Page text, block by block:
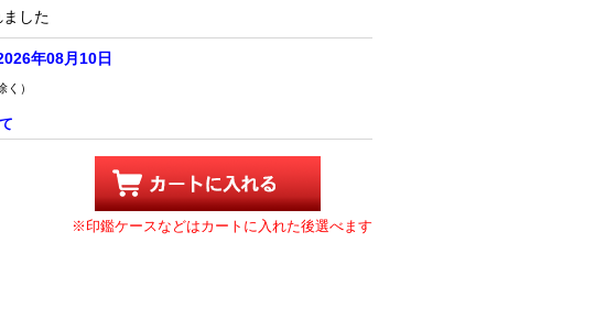
した
年08月10日
）
※印鑑ケースなどはカートに入れた後選べます